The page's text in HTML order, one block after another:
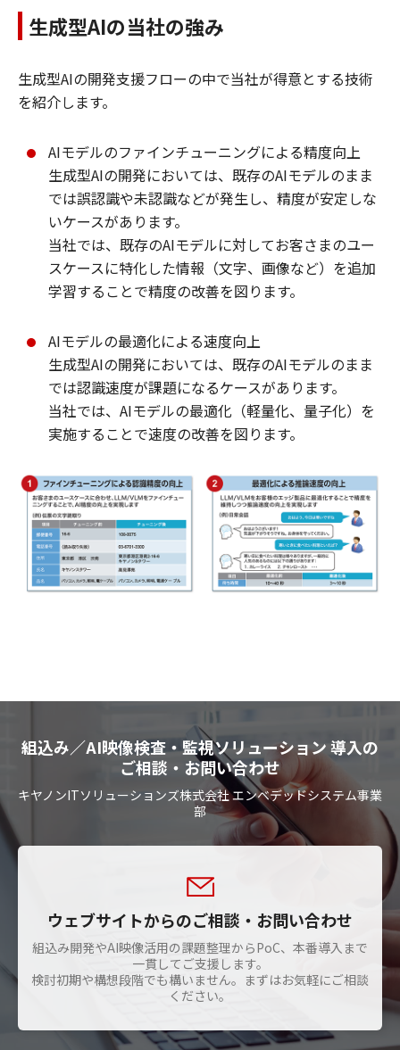
生成型AIの当社の強み
生成型AIの開発支援フローの中で当社が得意とする技術
を紹介します。
AIモデルのファインチューニングによる精度向上
生成型AIの開発においては、既存のAIモデルのまま
では誤認識や未認識などが発生し、精度が安定しな
いケースがあります。
当社では、既存のAIモデルに対してお客さまのユー
スケースに特化した情報（文字、画像など）を追加
学習することで精度の改善を図ります。
AIモデルの最適化による速度向上
生成型AIの開発においては、既存のAIモデルのまま
では認識速度が課題になるケースがあります。
当社では、AIモデルの最適化（軽量化、量子化）を
実施することで速度の改善を図ります。
組込み／AI映像検査・監視ソリューション 導入の
ご相談・お問い合わせ
キヤノンITソリューションズ株式会社 エンベデッドシステム事業
部
ウェブサイトからのご相談・お問い合わせ
組込み開発やAI映像活用の課題整理からPoC、本番導入まで
一貫してご支援します。
検討初期や構想段階でも構いません。まずはお気軽にご相談
ください。